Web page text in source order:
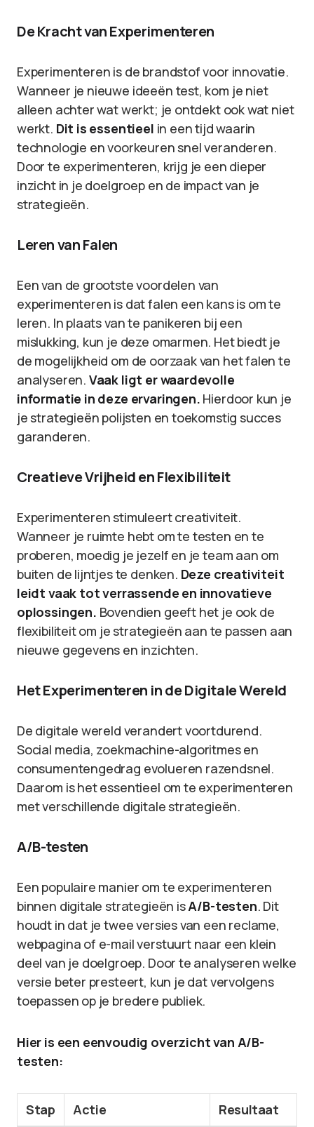
De Kracht van Experimenteren
Experimenteren is de brandstof voor innovatie.
Wanneer je nieuwe ideeën test, kom je niet
alleen achter wat werkt; je ontdekt ook wat niet
werkt. Dit is essentieel in een tijd waarin
technologie en voorkeuren snel veranderen.
Door te experimenteren, krijg je een dieper
inzicht in je doelgroep en de impact van je
strategieën.
Leren van Falen
Een van de grootste voordelen van
experimenteren is dat falen een kans is om te
leren. In plaats van te panikeren bij een
mislukking, kun je deze omarmen. Het biedt je
de mogelijkheid om de oorzaak van het falen te
analyseren. Vaak ligt er waardevolle
informatie in deze ervaringen. Hierdoor kun je
je strategieën polijsten en toekomstig succes
garanderen.
Creatieve Vrijheid en Flexibiliteit
Experimenteren stimuleert creativiteit.
Wanneer je ruimte hebt om te testen en te
proberen, moedig je jezelf en je team aan om
buiten de lijntjes te denken. Deze creativiteit
leidt vaak tot verrassende en innovatieve
oplossingen. Bovendien geeft het je ook de
flexibiliteit om je strategieën aan te passen aan
nieuwe gegevens en inzichten.
Het Experimenteren in de Digitale Wereld
De digitale wereld verandert voortdurend.
Social media, zoekmachine-algoritmes en
consumentengedrag evolueren razendsnel.
Daarom is het essentieel om te experimenteren
met verschillende digitale strategieën.
A/B-testen
Een populaire manier om te experimenteren
binnen digitale strategieën isA/B-testen. Dit
houdt in dat je twee versies van een reclame,
webpagina of e-mail verstuurt naar een klein
deel van je doelgroep. Door te analyseren welke
versie beter presteert, kun je dat vervolgens
toepassen op je bredere publiek.
Hier is een eenvoudig overzicht van A/B-
testen:
Stap Actie Resultaat